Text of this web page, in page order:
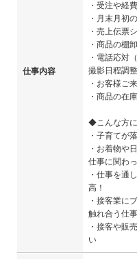
仕事内容
・受注や経
・月末月初
・売上伝票
・商品の棚
・電話応対
撮影日程調整
・お客様ご
・商品の在
◆こんな方
・子育てが
・お着物や
仕事に関わ
・仕事を通
高！
・接客業に
触れ合う仕
・接客や販
い